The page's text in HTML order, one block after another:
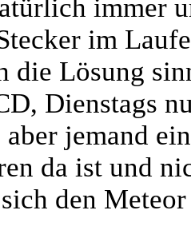
immer
im
die Lösung
Dienstags
aber jemand
da ist und
den